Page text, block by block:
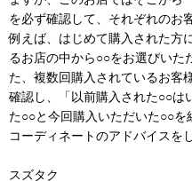
を必ず確認して、それぞれのお
例えば、はじめて購入された方
るお店の中から○○をお選びいた
た、複数回購入されているお客
確認し、「以前購入された○○は
た○○と今回購入いただいた○○を
コーディネートのアドバイスを
スズタク